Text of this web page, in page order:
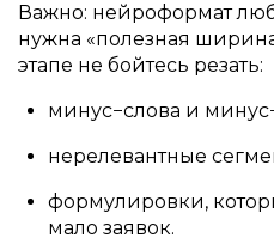
Важно: нейроформат
нужна «полезная
этапе не бойтесь резать:
минус−слова и
нерелевантные
формулировки,
мало заявок.